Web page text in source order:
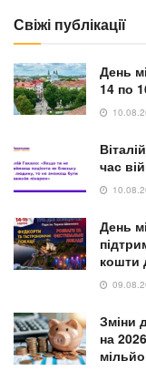
Свіжі публікації
День
14 по
час
День
кошти
Зміни
на